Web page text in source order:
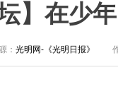
坛】在少
： 光明网-《光明日报》